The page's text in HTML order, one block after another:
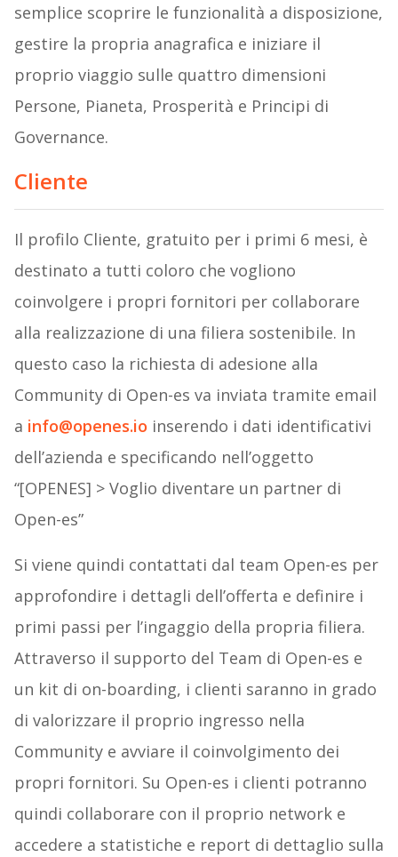
semplice scoprire le funzionalità a disposizione,
gestire la propria anagrafica e iniziare il
proprio viaggio sulle quattro dimensioni
Persone, Pianeta, Prosperità e Principi di
Governance.
Cliente
Il profilo Cliente, gratuito per i primi 6 mesi, è
destinato a tutti coloro che vogliono
coinvolgere i propri fornitori per collaborare
alla realizzazione di una filiera sostenibile. In
questo caso la richiesta di adesione alla
Community di Open-es va inviata tramite email
a info@openes.io inserendo i dati identificativi
dell’azienda e specificando nell’oggetto
“[OPENES] > Voglio diventare un partner di
Open-es”
Si viene quindi contattati dal team Open-es per
approfondire i dettagli dell’offerta e definire i
primi passi per l’ingaggio della propria filiera.
Attraverso il supporto del Team di Open-es e
un kit di on-boarding, i clienti saranno in grado
di valorizzare il proprio ingresso nella
Community e avviare il coinvolgimento dei
propri fornitori. Su Open-es i clienti potranno
quindi collaborare con il proprio network e
accedere a statistiche e report di dettaglio sulla